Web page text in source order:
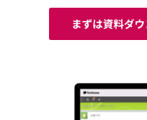
まずは資料ダウ